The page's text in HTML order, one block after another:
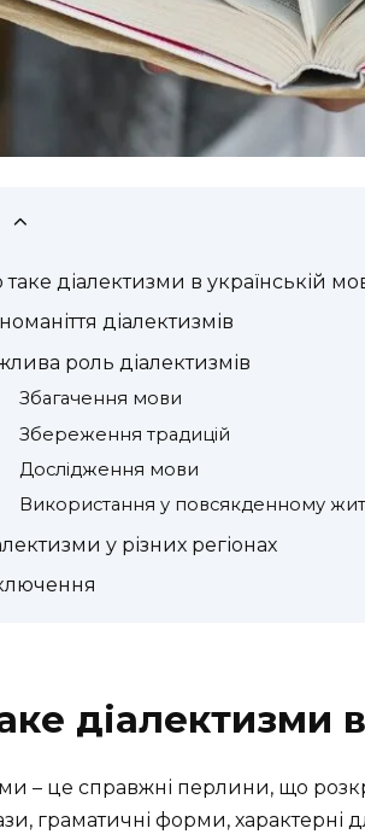
діалектизми в українській
діалектизмів
роль діалектизмів
Збагачення мови
Збереження традицій
Дослідження мови
Використання у повсякденному
у різних регіонах
діалектизми в
– це справжні перлини, що
граматичні форми, характерні